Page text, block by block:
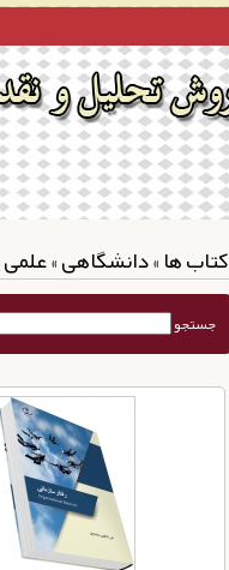
کتاب ها » دانشگاهی »
جستجو